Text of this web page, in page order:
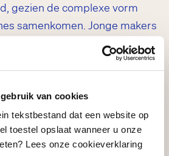
van cookies
tekstbestand dat een website op
toestel opslaat wanneer u onze
Lees onze cookieverklaring
gezien de complexe vorm
samenkomen. Jonge makers
vaak weinig ruimte om die tijd
wil deze talenten een kans
vernieuwende en
te ontwikkelen. Het publiek
door het organiseren van
vroeg betrokken bij het nieuw